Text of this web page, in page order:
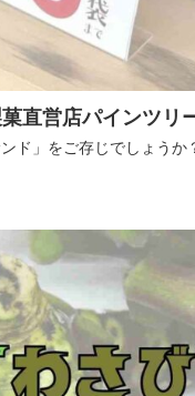
直営店パインツリ
ド」をご存じでしょう